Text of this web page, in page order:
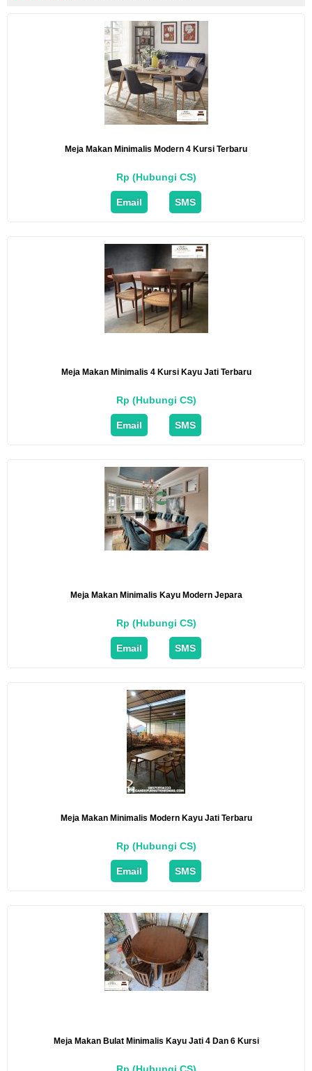
Meja Makan Minimalis Modern 4 Kursi Terbaru
Rp (Hubungi CS)
Email SMS
Meja Makan Minimalis 4 Kursi Kayu Jati Terbaru
Rp (Hubungi CS)
Email SMS
Meja Makan Minimalis Kayu Modern Jepara
Rp (Hubungi CS)
Email SMS
Meja Makan Minimalis Modern Kayu Jati Terbaru
Rp (Hubungi CS)
Email SMS
Meja Makan Bulat Minimalis Kayu Jati 4 Dan 6 Kursi